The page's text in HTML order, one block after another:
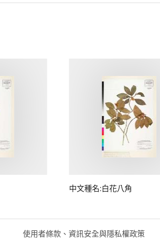
中文種名:白花八角
使用者條款、資訊安全與隱私權政策